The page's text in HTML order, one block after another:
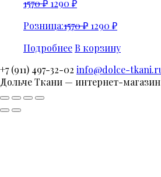
1570₽ 1290 ₽
Розница:1570₽ 1290 ₽
ПодробнееВ корзину
+7 (911) 497-32-02 info@dolce-
Дольче Ткани — интернет-